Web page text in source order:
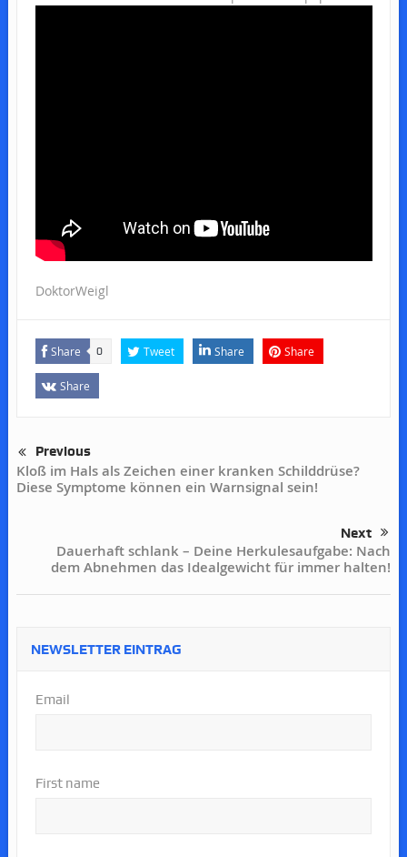
DoktorWeigl
Share 0 Tweet Share Share
Share
Previous
Kloß im Hals als Zeichen einer kranken Schilddrüse?
Diese Symptome können ein Warnsignal sein!
Next
Dauerhaft schlank – Deine Herkulesaufgabe: Nach
dem Abnehmen das Idealgewicht für immer halten!
NEWSLETTER EINTRAG
Email
First name